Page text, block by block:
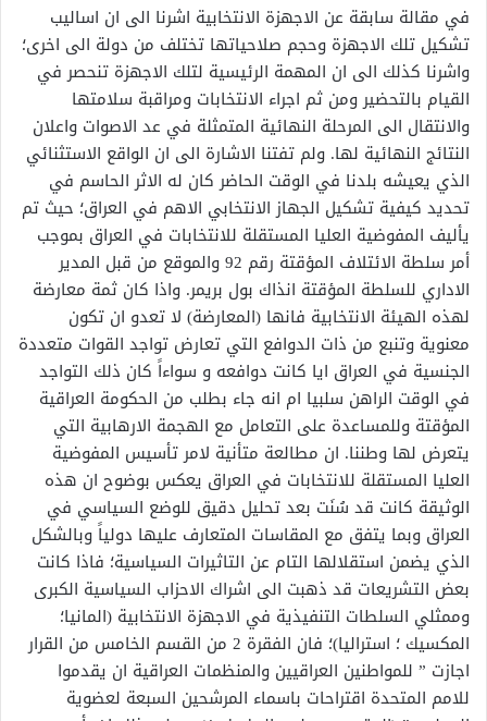
في مقالة سابقة عن الاجهزة الانتخابية اشرنا الى ان اساليب
تشكيل تلك الاجهزة وحجم صلاحياتها تختلف من دولة الى اخرى؛
واشرنا كذلك الى ان المهمة الرئيسية لتلك الاجهزة تنحصر في
القيام بالتحضير ومن ثم اجراء الانتخابات ومراقبة سلامتها
والانتقال الى المرحلة النهائية المتمثلة في عد الاصوات واعلان
النتائج النهائية لها. ولم تفتنا الاشارة الى ان الواقع الاستثنائي
الذي يعيشه بلدنا في الوقت الحاضر كان له الاثر الحاسم في
تحديد كيفية تشكيل الجهاز الانتخابي الاهم في العراق؛ حيث تم
يأليف المفوضية العليا المستقلة للانتخابات في العراق بموجب
أمر سلطة الائتلاف المؤقتة رقم 92 والموقع من قبل المدير
الاداري للسلطة المؤقتة انذاك بول بريمر. واذا كان ثمة معارضة
لهذه الهيئة الانتخابية فانها (المعارضة) لا تعدو ان تكون
معنوية وتنبع من ذات الدوافع التي تعارض تواجد القوات متعددة
الجنسية في العراق ايا كانت دوافعه و سواءاً كان ذلك التواجد
في الوقت الراهن سلبيا ام انه جاء بطلب من الحكومة العراقية
المؤقتة وللمساعدة على التعامل مع الهجمة الارهابية التي
يتعرض لها وطننا. ان مطالعة متأنية لامر تأسيس المفوضية
العليا المستقلة للانتخابات في العراق يعكس بوضوح ان هذه
الوثيقة كانت قد سُنَت بعد تحليل دقيق للوضع السياسي في
العراق وبما يتفق مع المقاسات المتعارف عليها دولياً وبالشكل
الذي يضمن استقلالها التام عن التاثيرات السياسية؛ فاذا كانت
بعض التشريعات قد ذهبت الى اشراك الاحزاب السياسية الكبرى
وممثلي السلطات التنفيذية في الاجهزة الانتخابية (المانيا؛
المكسيك ؛ استراليا)؛ فان الفقرة 2 من القسم الخامس من القرار
اجازت ” للمواطنين العراقيين والمنظمات العراقية ان يقدموا
للامم المتحدة اقتراحات باسماء المرشحين السبعة لعضوية